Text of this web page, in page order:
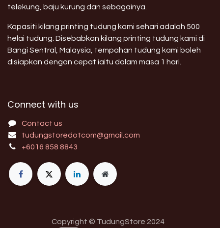
telekung, baju kurung dan sebagainya.
Kapasiti kilang printing tudung kami sehari adalah 500
helai tudung. Disebabkan kilang printing tudung kami di
Bangi Sentral, Malaysia, tempahan tudung kami boleh
disiapkan dengan cepat iaitu dalam masa 1 hari.
Connect with us
Contact us
tudungstoredotcom@gmail.com
+6016 858 8843
Copyright © TudungStore 2024